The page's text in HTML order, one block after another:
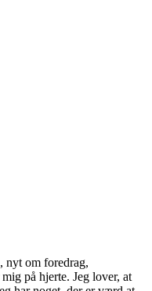
nyt om foredrag,
på hjerte. Jeg lover, at